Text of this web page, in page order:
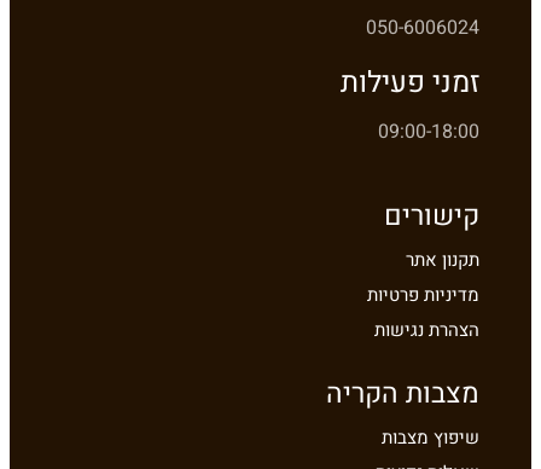
050-6006024
זמני פעילות
09:00-18:00
קישורים
תקנון אתר
מדיניות פרטיות
הצהרת נגישות
מצבות הקריה
שיפוץ מצבות